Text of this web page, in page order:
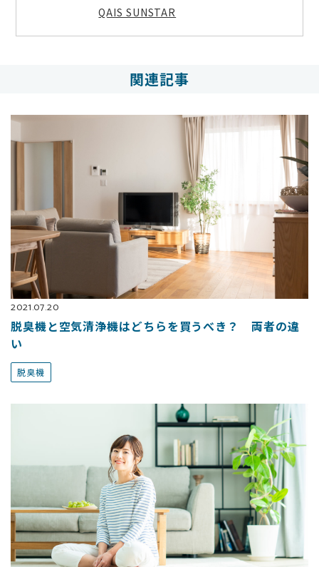
QAIS SUNSTAR
関連記事
2021.07.20
脱臭機と空気清浄機はどちらを買うべき？ 両者の違
い
脱臭機